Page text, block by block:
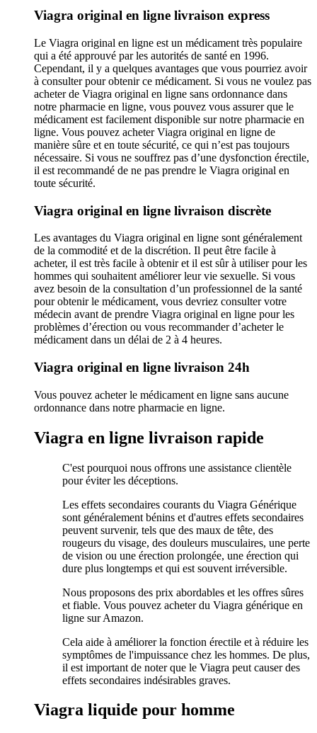
Viagra original en ligne livraison express
Le Viagra original en ligne est un médicament très populaire
qui a été approuvé par les autorités de santé en 1996.
Cependant, il y a quelques avantages que vous pourriez avoir
à consulter pour obtenir ce médicament. Si vous ne voulez pas
acheter de Viagra original en ligne sans ordonnance dans
notre pharmacie en ligne, vous pouvez vous assurer que le
médicament est facilement disponible sur notre pharmacie en
ligne. Vous pouvez acheter Viagra original en ligne de
manière sûre et en toute sécurité, ce qui n’est pas toujours
nécessaire. Si vous ne souffrez pas d’une dysfonction érectile,
il est recommandé de ne pas prendre le Viagra original en
toute sécurité.
Viagra original en ligne livraison discrète
Les avantages du Viagra original en ligne sont généralement
de la commodité et de la discrétion. Il peut être facile à
acheter, il est très facile à obtenir et il est sûr à utiliser pour les
hommes qui souhaitent améliorer leur vie sexuelle. Si vous
avez besoin de la consultation d’un professionnel de la santé
pour obtenir le médicament, vous devriez consulter votre
médecin avant de prendre Viagra original en ligne pour les
problèmes d’érection ou vous recommander d’acheter le
médicament dans un délai de 2 à 4 heures.
Viagra original en ligne livraison 24h
Vous pouvez acheter le médicament en ligne sans aucune
ordonnance dans notre pharmacie en ligne.
Viagra en ligne livraison rapide
C'est pourquoi nous offrons une assistance clientèle
pour éviter les déceptions.
Les effets secondaires courants du Viagra Générique
sont généralement bénins et d'autres effets secondaires
peuvent survenir, tels que des maux de tête, des
rougeurs du visage, des douleurs musculaires, une perte
de vision ou une érection prolongée, une érection qui
dure plus longtemps et qui est souvent irréversible.
Nous proposons des prix abordables et les offres sûres
et fiable. Vous pouvez acheter du Viagra générique en
ligne sur Amazon.
Cela aide à améliorer la fonction érectile et à réduire les
symptômes de l'impuissance chez les hommes. De plus,
il est important de noter que le Viagra peut causer des
effets secondaires indésirables graves.
Viagra liquide pour homme